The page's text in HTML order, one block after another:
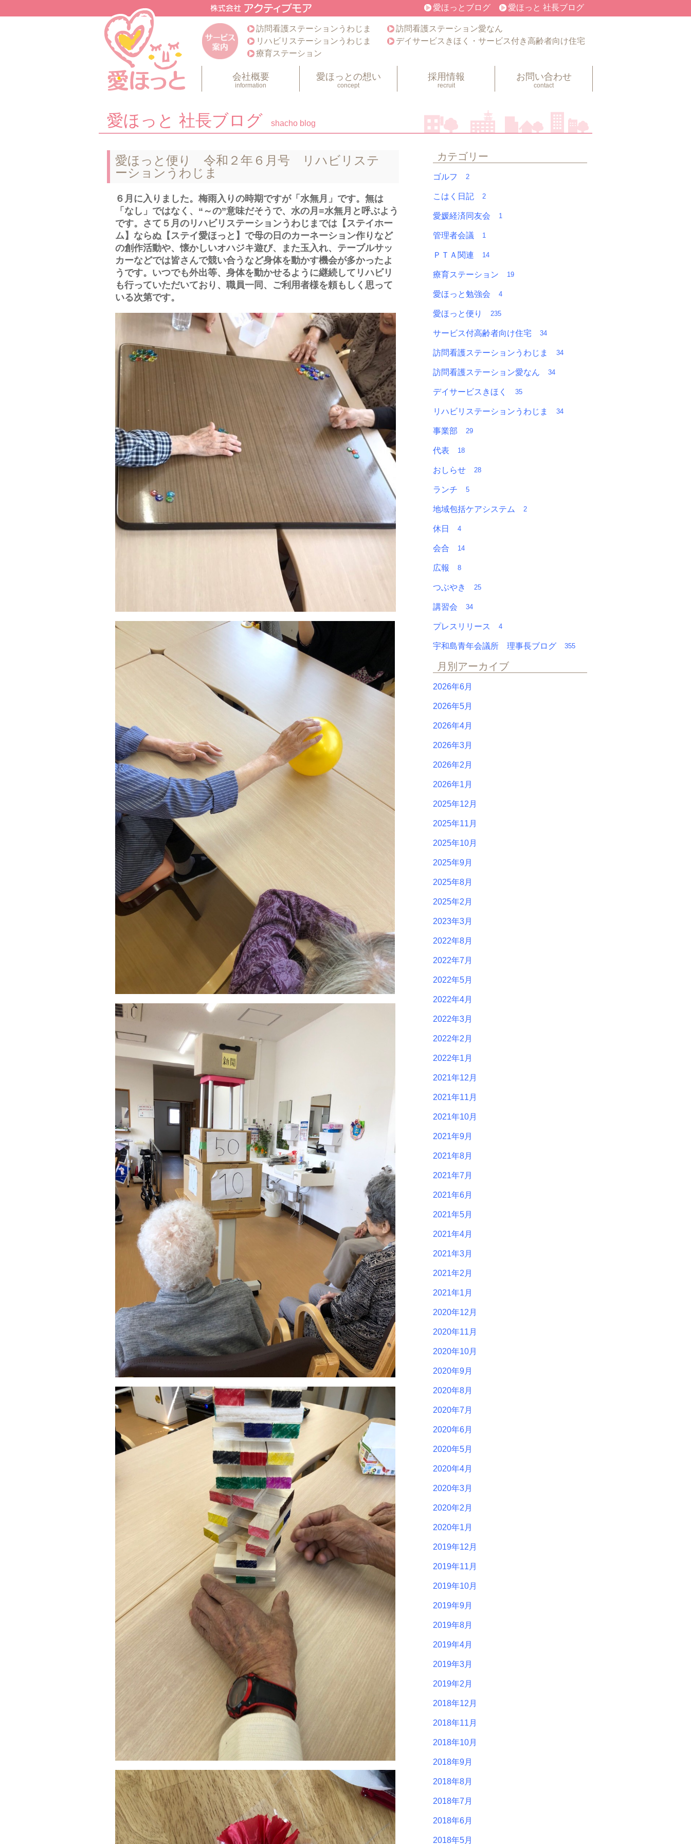
愛ほっとブログ 愛ほっと 社長ブログ
訪問看護ステーションうわじま
訪問看護ステーション愛なん
リハビリステーションうわじま
デイサービスきほく・サービス付き高齢者向け住宅
療育ステーション
会社概要
information
愛ほっとの想い
concept
採用情報
recruit
お問い合わせ
contact
愛ほっと 社長ブログ shacho blog
愛ほっと便り 令和２年６月号 リハビリステ
ーションうわじま
６月に入りました。梅雨入りの時期ですが「水無月」です。無は
「なし」ではなく、“～の”意味だそうで、水の月=水無月と呼ぶよう
です。さて５月のリハビリステーションうわじまでは【ステイホー
ム】ならぬ【ステイ愛ほっと】で母の日のカーネーション作りなど
の創作活動や、懐かしいオハジキ遊び、また玉入れ、テーブルサッ
カーなどでは皆さんで競い合うなど身体を動かす機会が多かったよ
うです。いつでも外出等、身体を動かせるように継続してリハビリ
も行っていただいており、職員一同、ご利用者様を頼もしく思って
いる次第です。
カテゴリー
ゴルフ 2
こはく日記 2
愛媛経済同友会 1
管理者会議 1
ＰＴＡ関連 14
療育ステーション 19
愛ほっと勉強会 4
愛ほっと便り 235
サービス付高齢者向け住宅 34
訪問看護ステーションうわじま 34
訪問看護ステーション愛なん 34
デイサービスきほく 35
リハビリステーションうわじま 34
事業部 29
代表 18
おしらせ 28
ランチ 5
地域包括ケアシステム 2
休日 4
会合 14
広報 8
つぶやき 25
講習会 34
プレスリリース 4
宇和島青年会議所 理事長ブログ 355
月別アーカイブ
2026年6月
2026年5月
2026年4月
2026年3月
2026年2月
2026年1月
2025年12月
2025年11月
2025年10月
2025年9月
2025年8月
2025年2月
2023年3月
2022年8月
2022年7月
2022年5月
2022年4月
2022年3月
2022年2月
2022年1月
2021年12月
2021年11月
2021年10月
2021年9月
2021年8月
2021年7月
2021年6月
2021年5月
2021年4月
2021年3月
2021年2月
2021年1月
2020年12月
2020年11月
2020年10月
2020年9月
2020年8月
2020年7月
2020年6月
2020年5月
2020年4月
2020年3月
2020年2月
2020年1月
2019年12月
2019年11月
2019年10月
2019年9月
2019年8月
2019年4月
2019年3月
2019年2月
2018年12月
2018年11月
2018年10月
2018年9月
2018年8月
2018年7月
2018年6月
2018年5月